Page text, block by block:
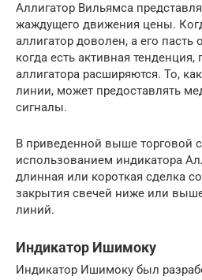
Аллигатор Вильямса
жаждущего движения цены.
аллигатор доволен, а его пасть
когда есть активная
аллигатора расширяются. То,
линии, может предоставлять
сигналы.
В приведенной выше торговой
использованием индикатора
длинная или короткая сделка
закрытия свечей ниже или
линий.
Индикатор Ишимоку
Индикатор Ишимоку был